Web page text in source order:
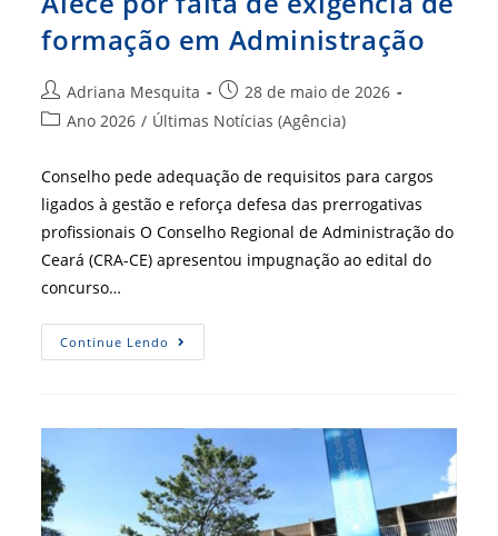
formação em Administração
Autor
do
Adriana Mesquita
Post
publicado:
28 de maio de 2026
Categoria
Ano 2026 / Últimas Notícias (Agência)
Conselho pede adequação de requisitos para cargos
ligados à gestão e reforça defesa das prerrogativas
profissionais O Conselho Regional de Administração do
Ceará (CRA-CE) apresentou impugnação ao edital do
concurso…
Continue Lendo CRA-
CE
Por
Falta
De
Exigência
De
Formação
Em